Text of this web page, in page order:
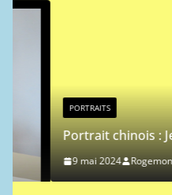
i
PORTRAITS
Portrait chinois : Jean-
9 mai 2024 Rogemont Alain